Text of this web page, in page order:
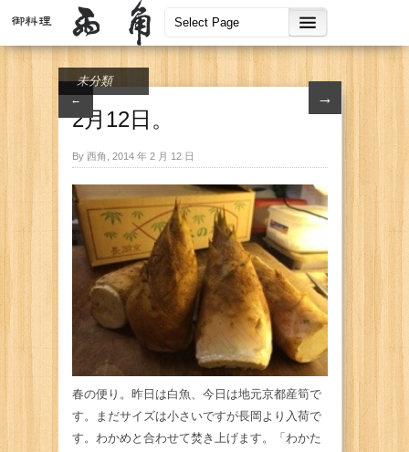
← →
未分類
2月12日。
By 西角, 2014 年 2 月 12 日
春の便り。昨日は白魚、今日は地元京都産筍で
す。まだサイズは小さいですが長岡より入荷で
す。わかめと合わせて焚き上げます。「わかた